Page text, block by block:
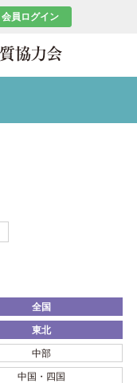
会員ログイン
全国
東北
中部
中国・四国